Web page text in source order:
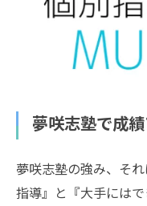
夢咲志塾で成
夢咲志塾の強み、そ
指導』と『大手には